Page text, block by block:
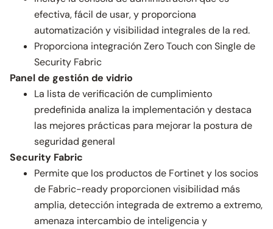
efectiva, fácil de usar, y proporciona
automatización y visibilidad integrales de la red.
Proporciona integración Zero Touch con Single de
Security Fabric
Panel de gestión de vidrio
La lista de verificación de cumplimiento
predefinida analiza la implementación y destaca
las mejores prácticas para mejorar la postura de
seguridad general
Security Fabric
Permite que los productos de Fortinet y los socios
de Fabric-ready proporcionen visibilidad más
amplia, detección integrada de extremo a extremo,
amenaza intercambio de inteligencia y